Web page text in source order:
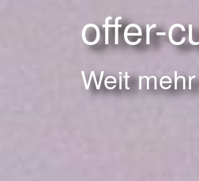
offer-
Weit